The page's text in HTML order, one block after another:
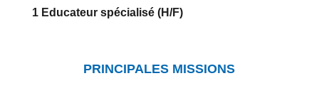
1 Educateur spécialisé (H/F)
PRINCIPALES MISSIONS